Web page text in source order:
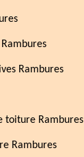
Rambures
toiture Rambures
Rambures